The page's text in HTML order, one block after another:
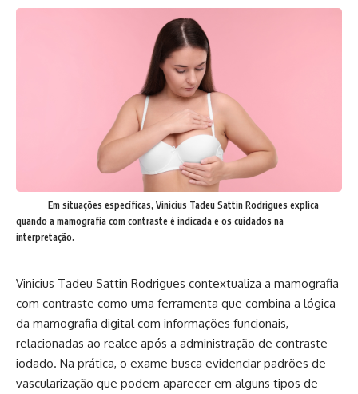
Em situações específicas, Vinicius Tadeu Sattin Rodrigues explica
quando a mamografia com contraste é indicada e os cuidados na
interpretação.
Vinicius Tadeu Sattin Rodrigues contextualiza a mamografia
com contraste como uma ferramenta que combina a lógica
da mamografia digital com informações funcionais,
relacionadas ao realce após a administração de contraste
iodado. Na prática, o exame busca evidenciar padrões de
vascularização que podem aparecer em alguns tipos de